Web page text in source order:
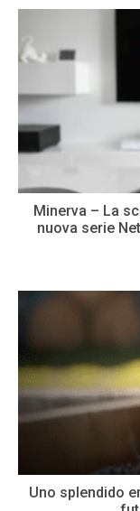
Minerva – La
nuova serie
Uno splendido